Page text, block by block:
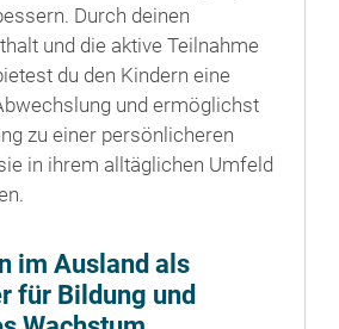
Durch deinen
und die aktive Teilnahme
du den Kindern eine
und ermöglichst
zu einer persönlicheren
in ihrem alltäglichen Umfeld
im Ausland als
für Bildung und